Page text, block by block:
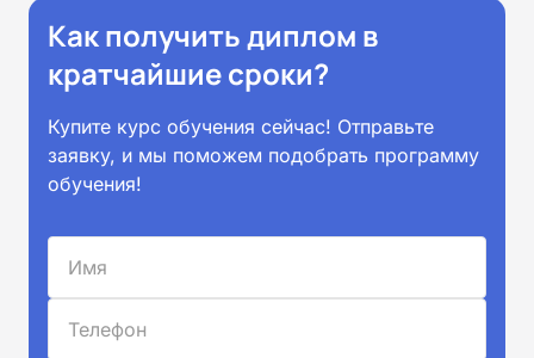
Как получить диплом в
кратчайшие сроки?
Купите курс обучения сейчас! Отправьте
заявку, и мы поможем подобрать программу
обучения!